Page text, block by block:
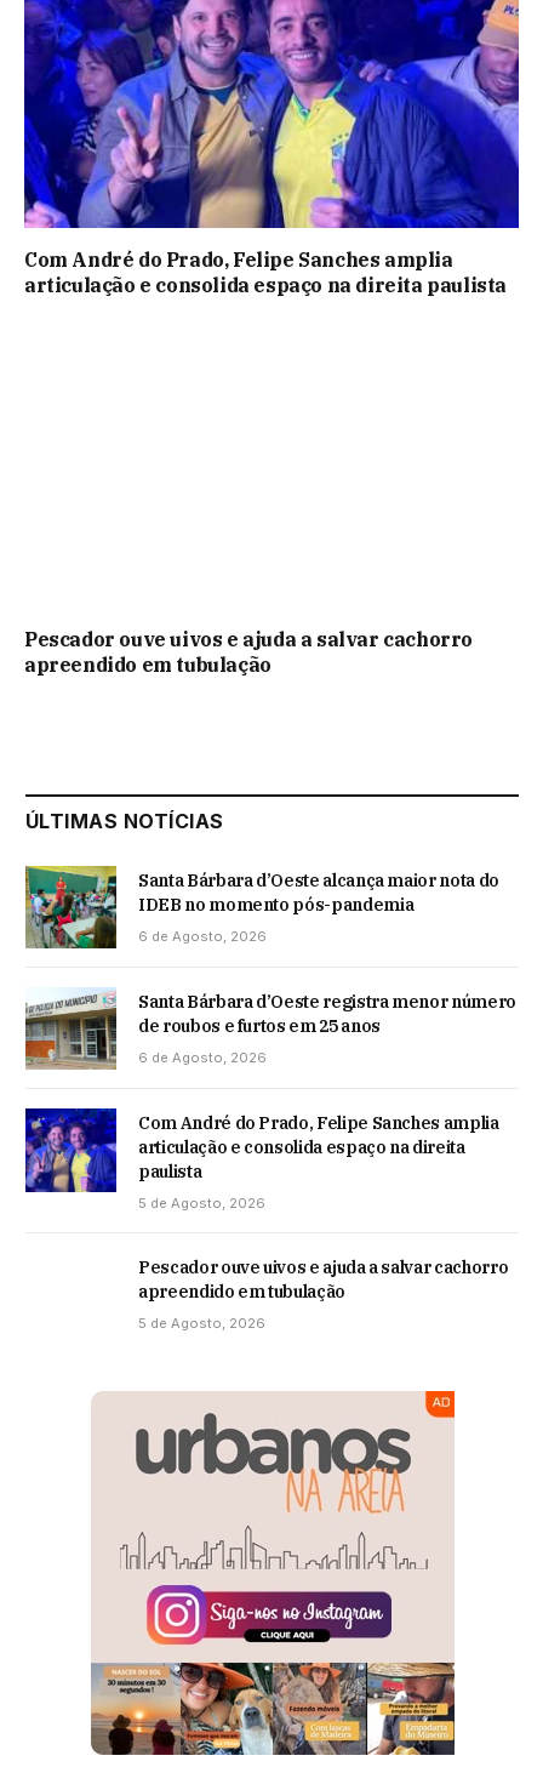
Com André do Prado, Felipe Sanches amplia
articulação e consolida espaço na direita paulista
Pescador ouve uivos e ajuda a salvar cachorro
apreendido em tubulação
ÚLTIMAS NOTÍCIAS
Santa Bárbara d’Oeste alcança maior nota do
IDEB no momento pós-pandemia
6 de Agosto, 2026
Santa Bárbara d’Oeste registra menor número
de roubos e furtos em 25 anos
6 de Agosto, 2026
Com André do Prado, Felipe Sanches amplia
articulação e consolida espaço na direita
paulista
5 de Agosto, 2026
Pescador ouve uivos e ajuda a salvar cachorro
apreendido em tubulação
5 de Agosto, 2026